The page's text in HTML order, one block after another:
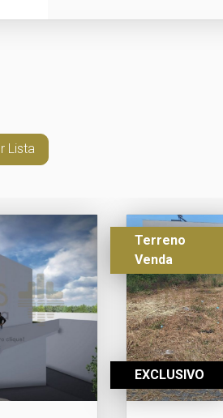
Lista
Terreno
Venda
EXCLUSIVO